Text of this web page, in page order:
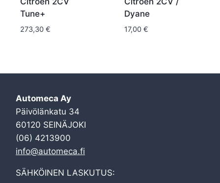
Tune+
273,30 €
Dyane
17,00 €
Automeca Ay
Päivölänkatu 34
60120 SEINÄJOKI
(06) 4213900
info@automeca.fi
SÄHKÖINEN LASKUTUS: